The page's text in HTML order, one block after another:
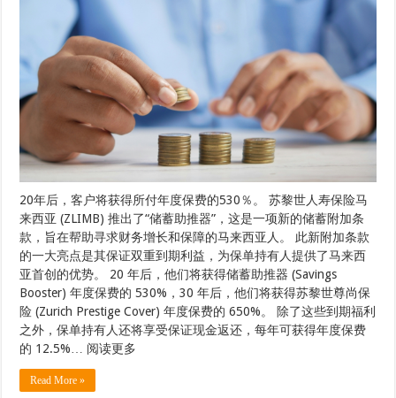
20年后，客户将获得所付年度保费的530％。 苏黎世人寿保险马
来西亚 (ZLIMB) 推出了“储蓄助推器”，这是一项新的储蓄附加条
款，旨在帮助寻求财务增长和保障的马来西亚人。 此新附加条款
的一大亮点是其保证双重到期利益，为保单持有人提供了马来西
亚首创的优势。 20 年后，他们将获得储蓄助推器 (Savings
Booster) 年度保费的 530%，30 年后，他们将获得苏黎世尊尚保
险 (Zurich Prestige Cover) 年度保费的 650%。 除了这些到期福利
之外，保单持有人还将享受保证现金返还，每年可获得年度保费
的 12.5%… 阅读更多
Read More »